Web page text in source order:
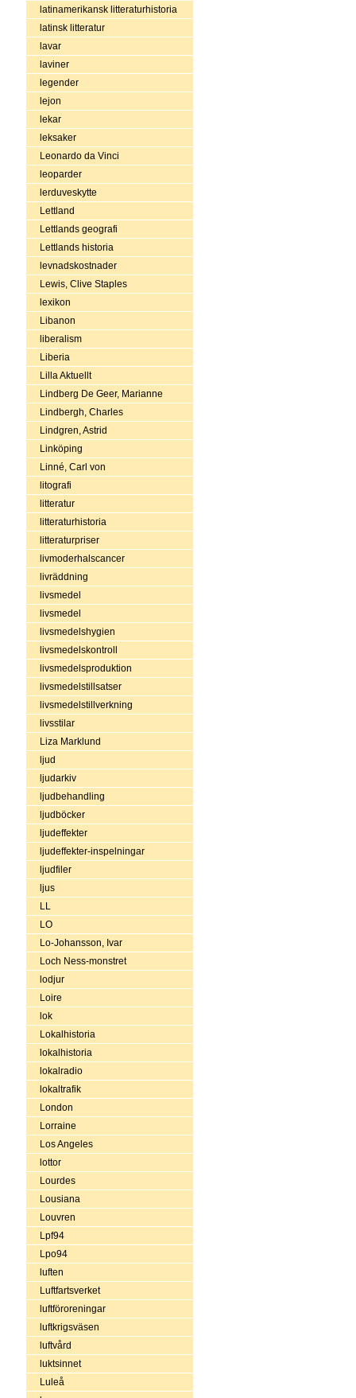
latinamerikansk litteraturhistoria
latinsk litteratur
lavar
laviner
legender
lejon
lekar
leksaker
Leonardo da Vinci
leoparder
lerduveskytte
Lettland
Lettlands geografi
Lettlands historia
levnadskostnader
Lewis, Clive Staples
lexikon
Libanon
liberalism
Liberia
Lilla Aktuellt
Lindberg De Geer, Marianne
Lindbergh, Charles
Lindgren, Astrid
Linköping
Linné, Carl von
litografi
litteratur
litteraturhistoria
litteraturpriser
livmoderhalscancer
livräddning
livsmedel
livsmedel
livsmedelshygien
livsmedelskontroll
livsmedelsproduktion
livsmedelstillsatser
livsmedelstillverkning
livsstilar
Liza Marklund
ljud
ljudarkiv
ljudbehandling
ljudböcker
ljudeffekter
ljudeffekter-inspelningar
ljudfiler
ljus
LL
LO
Lo-Johansson, Ivar
Loch Ness-monstret
lodjur
Loire
lok
Lokalhistoria
lokalhistoria
lokalradio
lokaltrafik
London
Lorraine
Los Angeles
lottor
Lourdes
Lousiana
Louvren
Lpf94
Lpo94
luften
Luftfartsverket
luftföroreningar
luftkrigsväsen
luftvård
luktsinnet
Luleå